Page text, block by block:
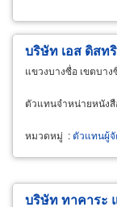
บริษัท เอส ดิสท
แขวงบางซื่อ เขตบาง
ตัวแทนจำหน่ายหนัง
หมวดหมู่ :ตัวแทนผู้
บริษัท ทาคาระ